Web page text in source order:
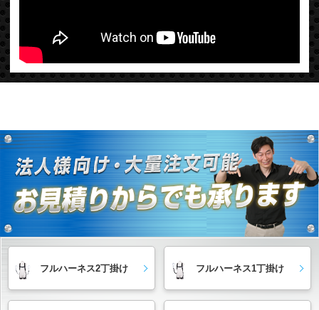
フルハーネス2丁掛け フルハーネス1丁掛け